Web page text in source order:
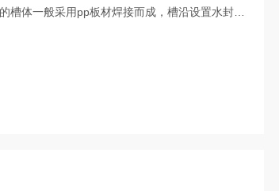
槽体一般采用pp板材焊接而成，槽沿设置水封